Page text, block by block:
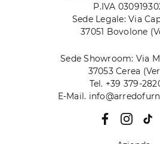
P.IVA
Sede Legale: Via
37051 Bovolone
Sede Showroom: Via
37053 Cerea
Tel. +39 379-
E-Mail.